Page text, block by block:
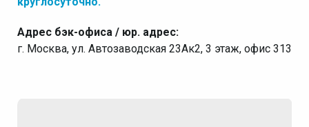
Адрес бэк-офиса / юр. адрес:
г. Москва, ул. Автозаводская 23Ак2, 3 этаж, офис 313